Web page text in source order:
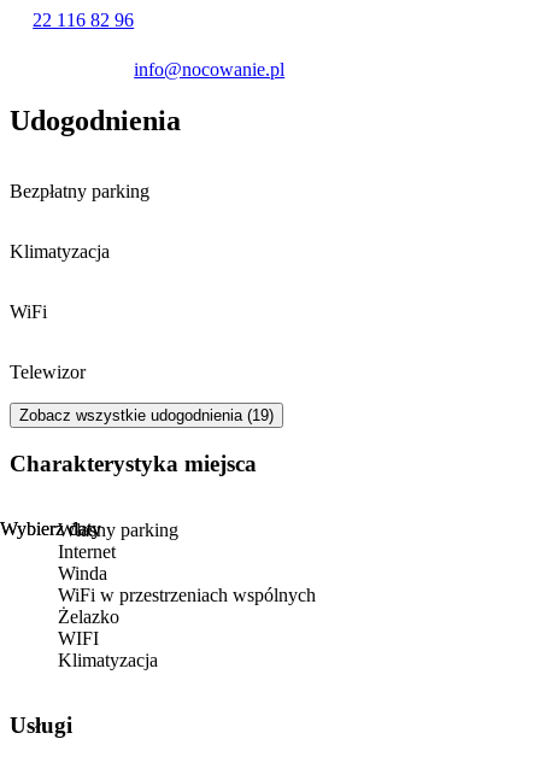
Jelonek oraz Aquapark GOSIR.
22 116 82 96
info@nocowanie.pl
Wybierz daty
Wybierz daty
Udogodnienia
Bezpłatny parking
Klimatyzacja
WiFi
Telewizor
Zobacz wszystkie udogodnienia (19)
Charakterystyka miejsca
Własny parking
Internet
Winda
WiFi w przestrzeniach wspólnych
Żelazko
WIFI
Klimatyzacja
Usługi